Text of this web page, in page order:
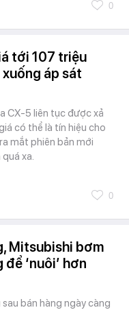
0
tới 107 triệu
áp sát
CX-5 liên tục được xả
có thể là tín hiệu cho
mắt phiên bản mới
xa.
0
Mitsubishi bơm
‘nuôi’ hơn
sau bán hàng ngày càng